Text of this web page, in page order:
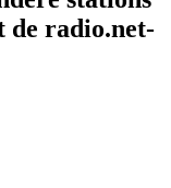
de radio.net-